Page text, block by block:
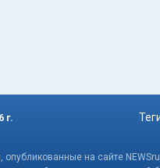
г.
на сайте